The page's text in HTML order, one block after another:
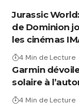
Jurassic
de Dominion
les cinémas
4 Min de Lecture
Garmin
solaire à
4 Min de Lecture